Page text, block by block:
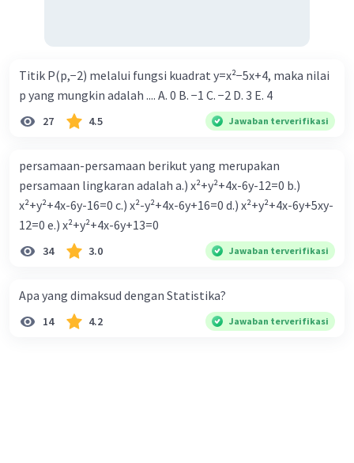
Titik P(p,−2) melalui fungsi kuadrat y=x²−5x+4, maka nilai
p yang mungkin adalah .... A. 0 B. −1 C. −2 D. 3 E. 4
27 4.5 Jawaban terverifikasi
persamaan-persamaan berikut yang merupakan
persamaan lingkaran adalah a.) x²+y²+4x-6y-12=0 b.)
x²+y²+4x-6y-16=0 c.) x²-y²+4x-6y+16=0 d.) x²+y²+4x-6y+5xy-
12=0 e.) x²+y²+4x-6y+13=0
34 3.0 Jawaban terverifikasi
Apa yang dimaksud dengan Statistika?
14 4.2 Jawaban terverifikasi